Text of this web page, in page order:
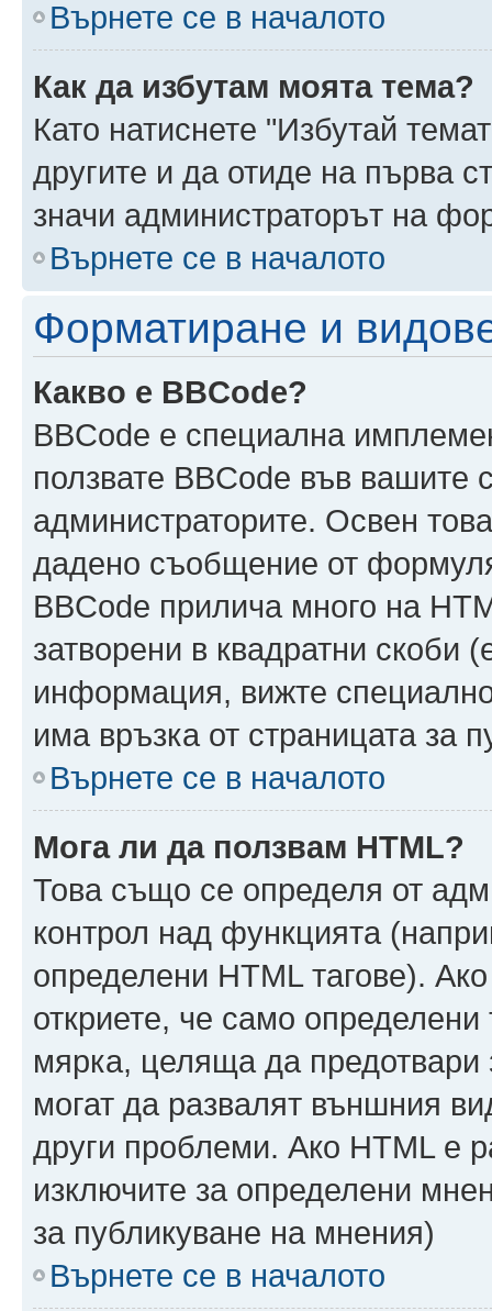
Върнете се в началото
Как да избутам моята тема?
Като натиснете "Избутай
другите и да отиде на първа
значи администраторът на
Върнете се в началото
Форматиране и
Какво е BBCode?
BBCode е специална
ползвате BBCode във
администраторите. Освен
дадено съобщение от
BBCode прилича много на
затворени в квадратни скоби
информация, вижте
има връзка от страницата за
Върнете се в началото
Мога ли да ползвам HTML?
Това също се определя от
контрол над функцията
определени HTML тагове).
откриете, че само определени
мярка, целяща да предотвари
могат да развалят външния
други проблеми. Ако HTML е
изключите за определени
за публикуване на мнения)
Върнете се в началото